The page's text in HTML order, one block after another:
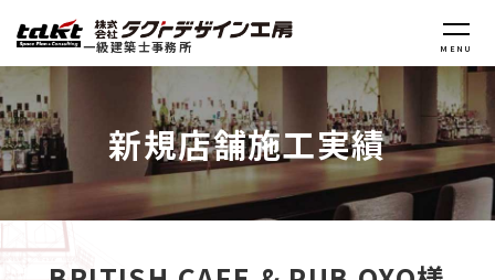
一級建築士事務所 MENU
新規店舗施工実績